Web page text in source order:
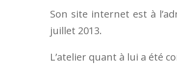
Son site internet est à
juillet 2013.
L’atelier quant à lui a été